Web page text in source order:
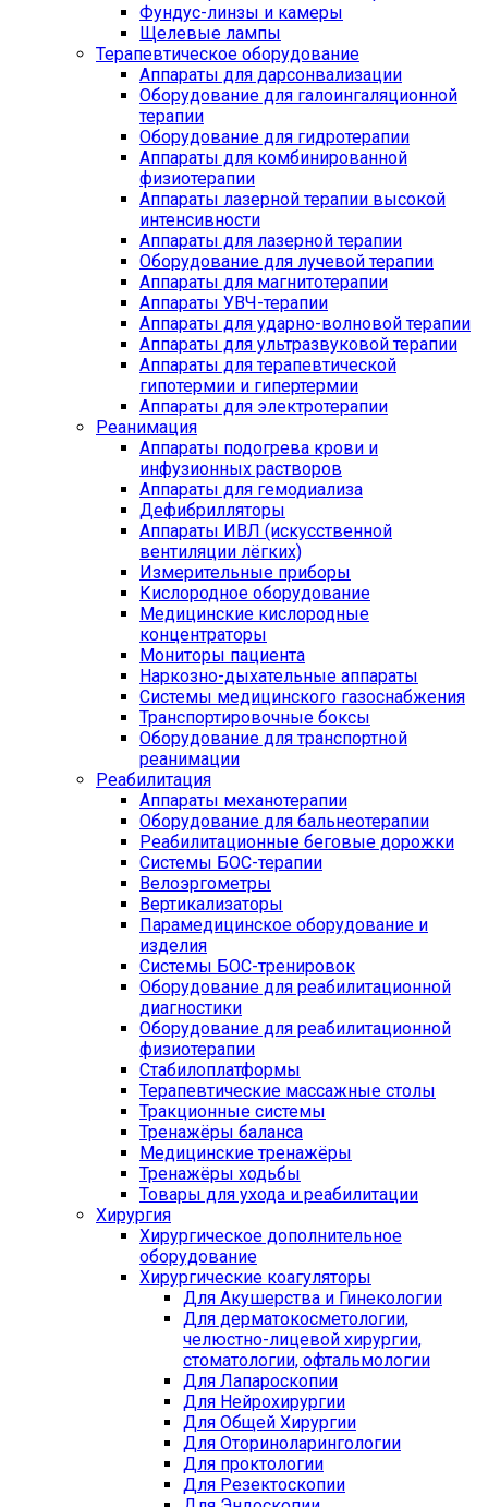
Фундус-линзы и камеры
Щелевые лампы
Терапевтическое оборудование
Аппараты для дарсонвализации
Оборудование для галоингаляционной
терапии
Оборудование для гидротерапии
Аппараты для комбинированной
физиотерапии
Аппараты лазерной терапии высокой
интенсивности
Аппараты для лазерной терапии
Оборудование для лучевой терапии
Аппараты для магнитотерапии
Аппараты УВЧ-терапии
Аппараты для ударно-волновой терапии
Аппараты для ультразвуковой терапии
Аппараты для терапевтической
гипотермии и гипертермии
Аппараты для электротерапии
Реанимация
Аппараты подогрева крови и
инфузионных растворов
Аппараты для гемодиализа
Дефибрилляторы
Аппараты ИВЛ (искусственной
вентиляции лёгких)
Измерительные приборы
Кислородное оборудование
Медицинские кислородные
концентраторы
Мониторы пациента
Наркозно-дыхательные аппараты
Системы медицинского газоснабжения
Транспортировочные боксы
Оборудование для транспортной
реанимации
Реабилитация
Аппараты механотерапии
Оборудование для бальнеотерапии
Реабилитационные беговые дорожки
Системы БОС-терапии
Велоэргометры
Вертикализаторы
Парамедицинское оборудование и
изделия
Системы БОС-тренировок
Оборудование для реабилитационной
диагностики
Оборудование для реабилитационной
физиотерапии
Стабилоплатформы
Терапевтические массажные столы
Тракционные системы
Тренажёры баланса
Медицинские тренажёры
Тренажёры ходьбы
Товары для ухода и реабилитации
Хирургия
Хирургическое дополнительное
оборудование
Хирургические коагуляторы
Для Акушерства и Гинекологии
Для дерматокосметологии,
челюстно-лицевой хирургии,
стоматологии, офтальмологии
Для Лапароскопии
Для Нейрохирургии
Для Общей Хирургии
Для Оториноларингологии
Для проктологии
Для Резектоскопии